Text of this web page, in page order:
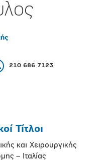
210 686 7123
Τίτλοι
και Χειρουργικής
– Ιταλίας